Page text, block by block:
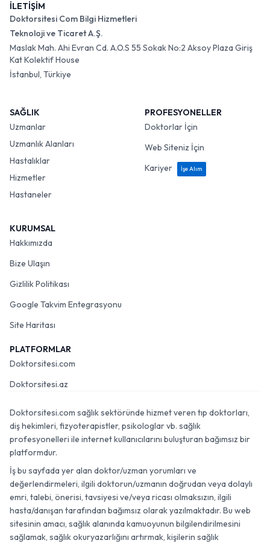
İLETİŞİM
Doktorsitesi Com Bilgi Hizmetleri
Teknoloji ve Ticaret A.Ş.
Maslak Mah. Ahi Evran Cd. A.O.S 55 Sokak No:2 Aksoy Plaza Giriş
Kat Kolektif House
İstanbul, Türkiye
SAĞLIK
Uzmanlar
Uzmanlık Alanları
Hastalıklar
Hizmetler
Hastaneler
PROFESYONELLER
Doktorlar İçin
Web Siteniz İçin
Kariyer
İşe Alım
KURUMSAL
Hakkımızda
Bize Ulaşın
Gizlilik Politikası
Google Takvim Entegrasyonu
Site Haritası
PLATFORMLAR
Doktorsitesi.com
Doktorsitesi.az
Doktorsitesi.com sağlık sektöründe hizmet veren tıp doktorları,
diş hekimleri, fizyoterapistler, psikologlar vb. sağlık
profesyonelleri ile internet kullanıcılarını buluşturan bağımsız bir
platformdur.
İş bu sayfada yer alan doktor/uzman yorumları ve
değerlendirmeleri, ilgili doktorun/uzmanın doğrudan veya dolaylı
emri, talebi, önerisi, tavsiyesi ve/veya ricası olmaksızın, ilgili
hasta/danışan tarafından bağımsız olarak yazılmaktadır. Bu web
sitesinin amacı, sağlık alanında kamuoyunun bilgilendirilmesini
sağlamak, sağlık okuryazarlığını artırmak, kişilerin sağlık